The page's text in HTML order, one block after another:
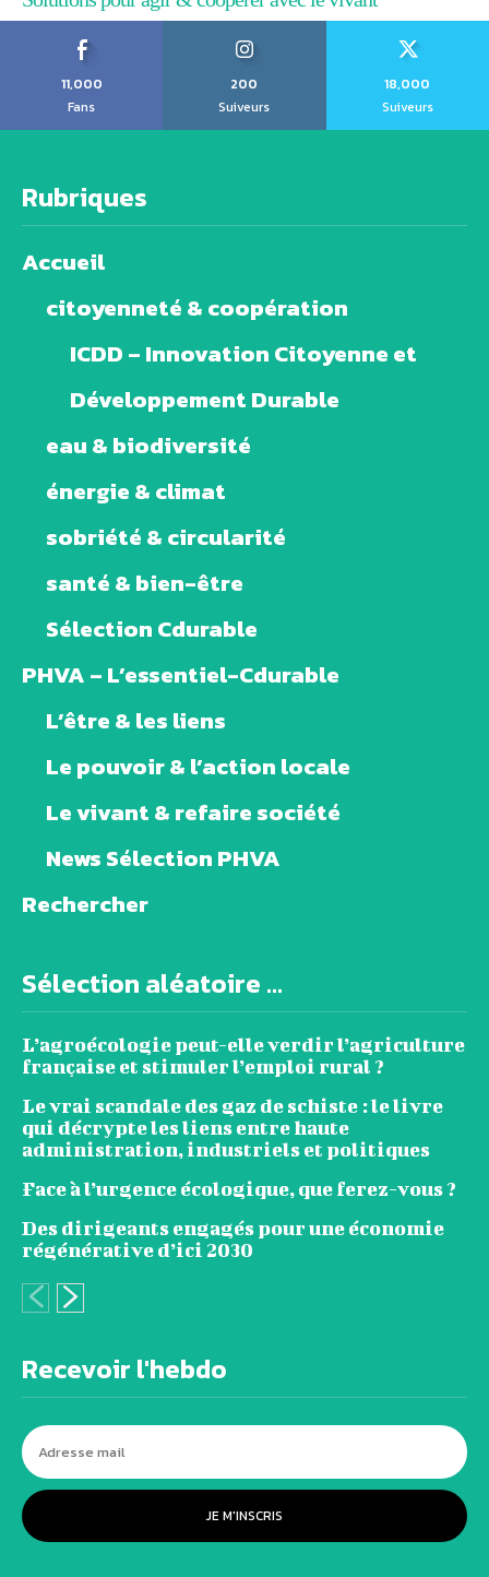
11,000
Fans
200
Suiveurs
18,000
Suiveurs
Rubriques
Accueil
citoyenneté & coopération
ICDD – Innovation Citoyenne et
Développement Durable
eau & biodiversité
énergie & climat
sobriété & circularité
santé & bien-être
Sélection Cdurable
PHVA – L’essentiel-Cdurable
L’être & les liens
Le pouvoir & l’action locale
Le vivant & refaire société
News Sélection PHVA
Rechercher
Sélection aléatoire ...
L’agroécologie peut-elle verdir l’agriculture
française et stimuler l’emploi rural ?
Le vrai scandale des gaz de schiste : le livre
qui décrypte les liens entre haute
administration, industriels et politiques
Face à l’urgence écologique, que ferez-vous ?
Des dirigeants engagés pour une économie
régénérative d’ici 2030
Recevoir l'hebdo
JE M'INSCRIS